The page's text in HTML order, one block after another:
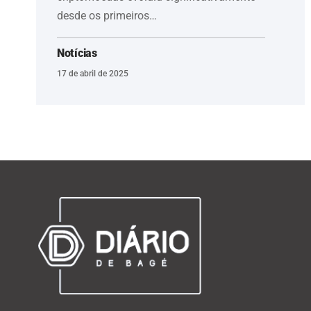
desde os primeiros…
Notícias
17 de abril de 2025